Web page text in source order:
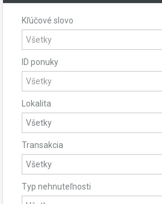
Kľúčové slovo
ID ponuky
Lokalita
Transakcia
Typ nehnuteľnosti